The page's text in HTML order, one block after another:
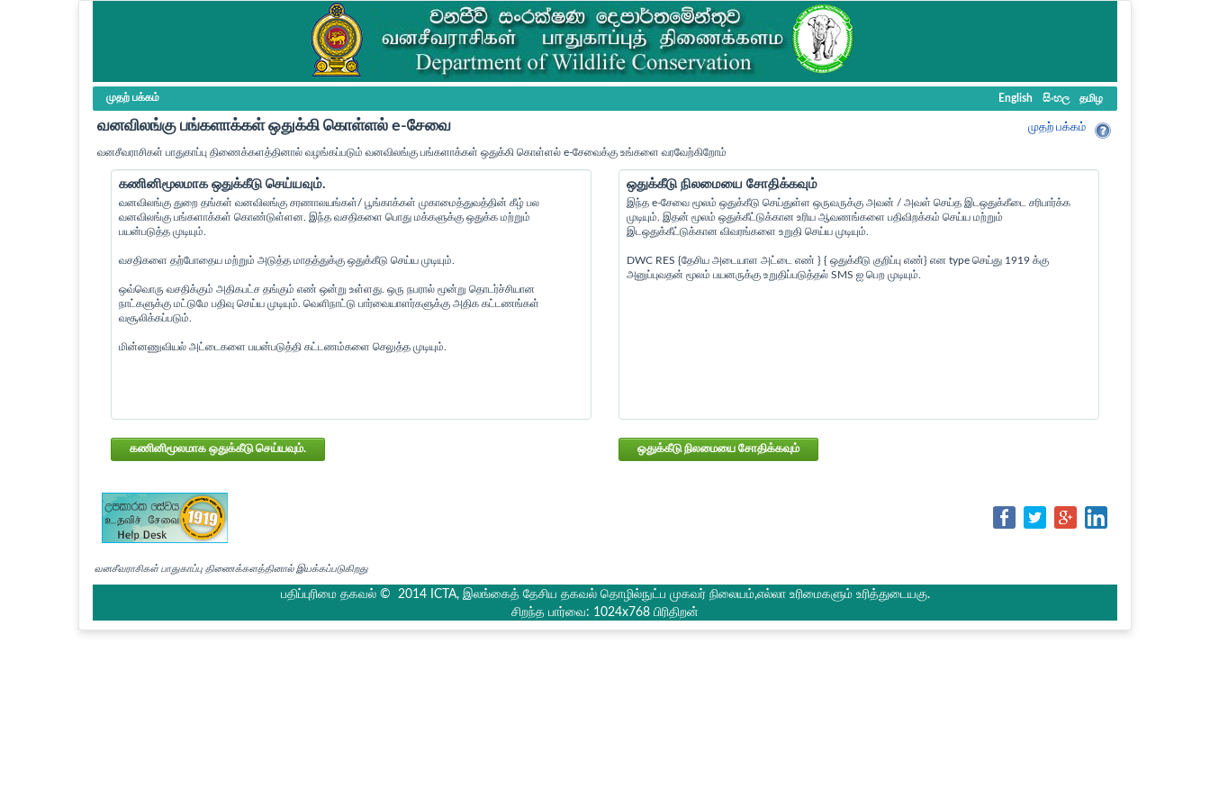
முதற் பக்கம் English සිංහල தமிழ
வனவிலங்கு பங்களாக்கள் ஒதுக்கி கொள்ளல் e-சேவை முதற் பக்கம்
வனசீவராசிகள் பாதுகாப்பு திணைக்களத்தினால் வழங்கப்படும் வனவிலங்கு பங்களாக்கள் ஒதுக்கி கொள்ளல் e-சேவைக்கு உங்களை வரவேற்கிறோம்
கணினிமூலமாக ஒதுக்கீடு செய்யவும்.
வனவிலங்கு துறை தங்கள் வனவிலங்கு சரணாலயங்கள்/ பூங்காக்கள் முகாமைத்துவத்தின் கீழ் பல
வனவிலங்கு பங்களாக்கள் கொண்டுள்ளன. இந்த வசதிகளை பொது மக்களுக்கு ஒதுக்க மற்றும்
பயன்படுத்த முடியும்.
வசதிகளை தற்போதைய மற்றும் அடுத்த மாதத்துக்கு ஒதுக்கீடு செய்ய முடியும்.
ஒவ்வொரு வசதிக்கும் அதிகபட்ச தங்கும் எண் ஒன்று உள்ளது. ஒரு நபரால் மூன்று தொடர்ச்சியான
நாட்களுக்கு மட்டுமே பதிவு செய்ய முடியும். வெளிநாட்டு பார்வையாளர்களுக்கு அதிக கட்டணங்கள்
வசூலிக்கப்படும்.
மின்னணுவியல் அட்டைகளை பயன்படுத்தி கட்டணம்களை செலுத்த முடியும்.
கணினிமூலமாக ஒதுக்கீடு செய்யவும்.
ஒதுக்கீடு நிலமையை சோதிக்கவும்
இந்த e-சேவை மூலம் ஒதுக்கீடு செய்துள்ள ஒருவருக்கு அவன் / அவள் செய்த இடஒதுக்கீடை சரிபார்க்க
முடியும். இதன் மூலம் ஒதுக்கீட்டுக்கான உரிய ஆவணங்களை பதிவிறக்கம் செய்ய மற்றும்
இடஒதுக்கீட்டுக்கான விவரங்களை உறுதி செய்ய முடியும்.
DWC RES {தேசிய அடையாள அட்டை எண் } { ஒதுக்கீடு குறிப்பு எண்} என type செய்து 1919 க்கு
அனுப்புவதன் மூலம் பயனருக்கு உறுதிப்படுத்தல் SMS ஐ பெற முடியும்.
ஒதுக்கீடு நிலமையை சோதிக்கவும்
வனசீவராசிகள் பாதுகாப்பு திணைக்களத்தினால் இயக்கப்படுகிறது
பதிப்புரிமை தகவல் © 2014 ICTA, இலங்கைத் தேசிய தகவல் தொழில்நுட்ப முகவர் நிலையம்,எல்லா உரிமைகளும் உரித்துடையகு.
சிறந்த பார்வை: 1024x768 பிரிதிறன்